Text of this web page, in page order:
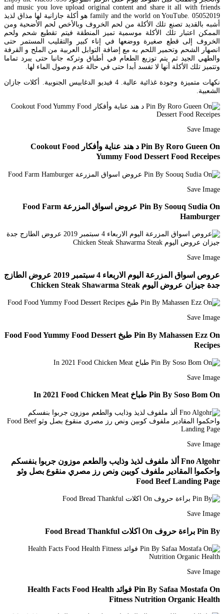
and music you love upload original content and share it all with friends
family and the world on YouTube. 05052019 هو أكلة جازانية لها مذاق لذيذ
أشبه بالقديد تصنع تلك الأكلة من لحم الخروف وبالأخص لحم الأضحية ومن
الممكن اعتبار تلك الأكلة موسمية تميز المنطقة فيتم تقطيع شحم ولحم
الخروف إلى قطع صغيرة ووضعها في إناء كبير والتقليب المستمر حتى
انصهار الشحم وتحمير اللحم به مع إضافة التوابل العربية من الملح و القرفة
والطهي الجيد ثم يتم توزيع الطعام في أطباق وتركه جانبا حتى يبرد تماما
وتتميز تلك الأكلة أنها لا تفسد أبدا حتى في حالة عدم وصول الماء لها.
نكهات متميزة وجودة غذائية عالية. 4 فيديو الدغابيس الجنوبية. أكلات جازان
الشعبية.
Save Image
Pin By Roro Gueen On د هند عناية وأفكار Cookout Food
Yummy Food Dessert Food Receipes
Save Image
Pin By Soouq Sudia On عروض اسواق المزرعة Food Farm
Hamburger
Save Image
عروص اسواق المزرعة اليوم الاربعاء 4 سبتمبر 2019 عروض الطازج
جدة جيزان عروض اليوم Chicken Steak Shawarma Steak
Save Image
Pin By Mahassen Ezz On طبخ Food Food Yummy Food Dessert
Recipes
Save Image
Pin By Soso Bom On طباخ In 2021 Food Chicken Meat
Save Image
Fno Algohr ألذ ملفوف لذيذ وذايب والطعم موزون جربوا بنفسكم
واحكموا المقادير ملفوف كوبين ونص رز مصري منقوع بصل وثو
Food Beef Landing Page
Save Image
Pin By براءة حروف On اكلات Food Bread Thankful
Save Image
Pin By Safaa Mostafa On فوائد Health Facts Food Health
Fitness Nutrition Organic Health